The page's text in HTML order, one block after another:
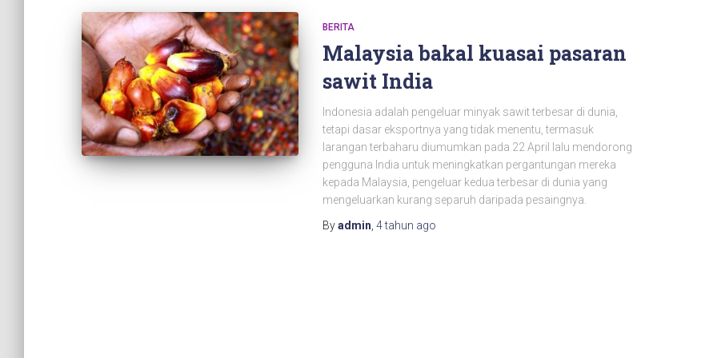
BERITA
Malaysia bakal kuasai pasaran
sawit India
Indonesia adalah pengeluar minyak sawit terbesar di dunia,
tetapi dasar eksportnya yang tidak menentu, termasuk
larangan terbaharu diumumkan pada 22 April lalu mendorong
pengguna India untuk meningkatkan pergantungan mereka
kepada Malaysia, pengeluar kedua terbesar di dunia yang
mengeluarkan kurang separuh daripada pesaingnya.
Byadmin 4 tahun ago